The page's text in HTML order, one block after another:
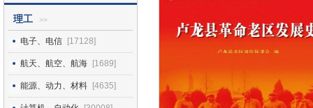
理工 >>
电子、电信 [17128]
航天、航空、航海 [1689]
能源、动力、材料 [4635]